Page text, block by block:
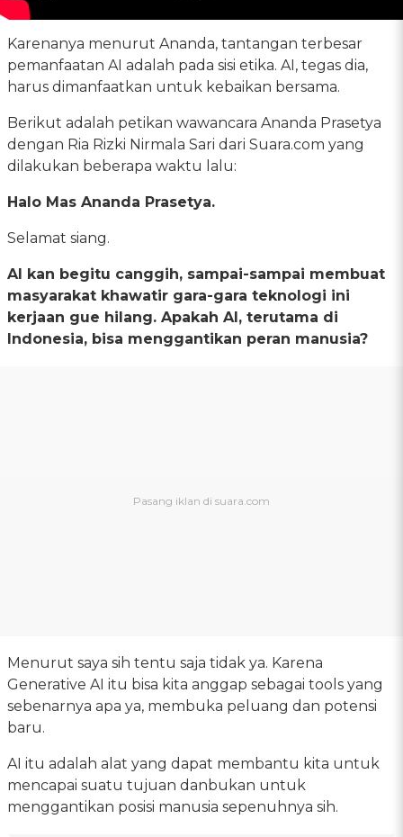
Karenanya menurut Ananda, tantangan terbesar
pemanfaatan AI adalah pada sisi etika. AI, tegas dia,
harus dimanfaatkan untuk kebaikan bersama.
Berikut adalah petikan wawancara Ananda Prasetya
dengan Ria Rizki Nirmala Sari dari Suara.com yang
dilakukan beberapa waktu lalu:
Halo Mas Ananda Prasetya.
Selamat siang.
AI kan begitu canggih, sampai-sampai membuat
masyarakat khawatir gara-gara teknologi ini
kerjaan gue hilang. Apakah AI, terutama di
Indonesia, bisa menggantikan peran manusia?
Menurut saya sih tentu saja tidak ya. Karena
Generative AI itu bisa kita anggap sebagai tools yang
sebenarnya apa ya, membuka peluang dan potensi
baru.
AI itu adalah alat yang dapat membantu kita untuk
mencapai suatu tujuan danbukan untuk
menggantikan posisi manusia sepenuhnya sih.